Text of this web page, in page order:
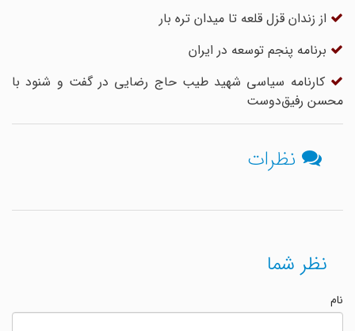
از زندان قزل قلعه تا میدان تره بار
برنامه پنجم توسعه در ایران
کارنامه سیاسی شهید طیب حاج رضایی در گفت و شنود با
محسن رفیق‌دوست
نظرات
نظر شما